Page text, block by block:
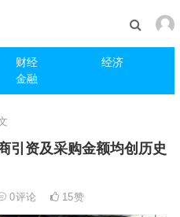
财经
经济
金融
引资及采购金额均创历史
0评论 15赞